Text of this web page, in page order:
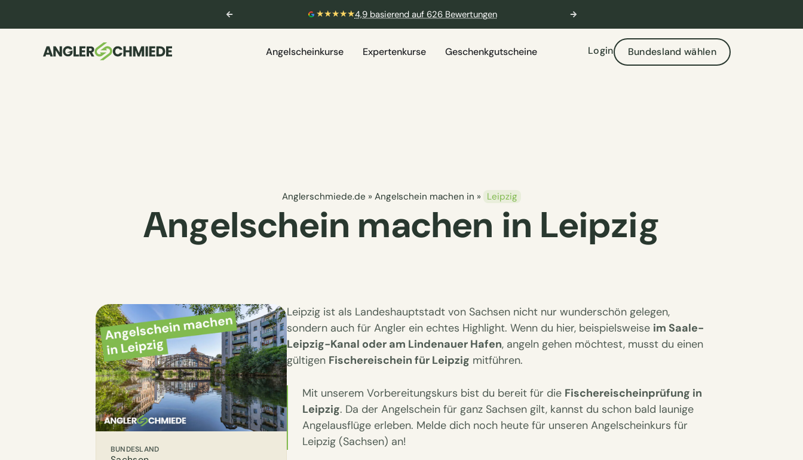
🎣 Aktuelle Prüfungstermine verfügbarWeitere Informationen
Angelscheinkurse Expertenkurse Geschenkgutscheine Login Bundesland wählen
Anglerschmiede.de »Angelschein machen in » Leipzig
Angelschein machen in Leipzig
BUNDESLAND
Leipzig ist als Landeshauptstadt von Sachsen nicht nur wunderschön gelegen,
sondern auch für Angler ein echtes Highlight. Wenn du hier, beispielsweise im Saale-
Leipzig-Kanal oder am Lindenauer Hafen, angeln gehen möchtest, musst du einen
gültigen Fischereischein für Leipzig mitführen.
Mit unserem Vorbereitungskurs bist du bereit für die Fischereischeinprüfung in
Leipzig. Da der Angelschein für ganz Sachsen gilt, kannst du schon bald launige
Angelausflüge erleben. Melde dich noch heute für unseren Angelscheinkurs für
Leipzig (Sachsen) an!